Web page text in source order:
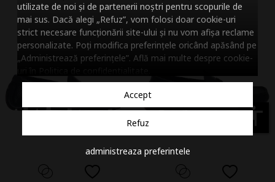
utilizate de noi și de partenerii noștri pentru scopurile de
mai sus. Dacă alegi „Refuz”, vom folosi doar cookie-uri
strict necesare funcționării site-ului și nu vom afișa reclame
personalizate. Poți modifica preferințele oricând apăsând pe
„Administrează preferințele”. Află mai multe despre cookie-
Accept
Refuz
administreaza preferintele
accessibility
Mareste inaltimea
Micsoreaza
Inverseaza culorile
Nuante de gri
Cursor mare
Subliniaza link-urile